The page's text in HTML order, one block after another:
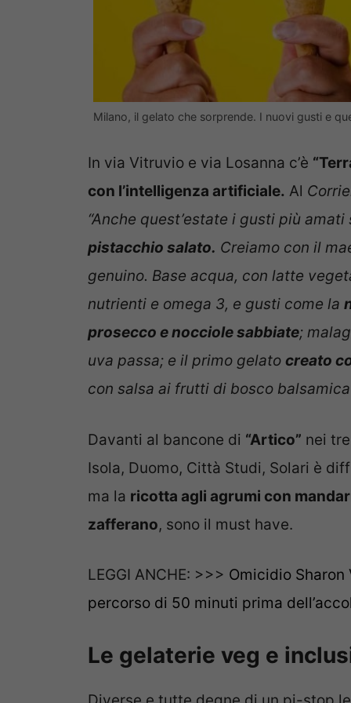
Milano, il gelato che sorprende. I nuovi gusti e
In via Vitruvio e via Losanna c’è
con l’intelligenza artificiale. Al
“Anche quest’estate i gusti più
pistacchio salato. Creiamo con il
genuino. Base acqua, con latte
nutrienti e omega 3, e gusti come la
prosecco e nocciole sabbiate;
uva passa; e il primo gelato creato
con salsa ai frutti di bosco
Davanti al bancone di “Artico” nei
Isola, Duomo, Città Studi, Solari è
ma la ricotta agli agrumi con
zafferano, sono il must have.
LEGGI ANCHE: >>> Omicidio Sharon
percorso di 50 minuti prima
Le gelaterie veg e